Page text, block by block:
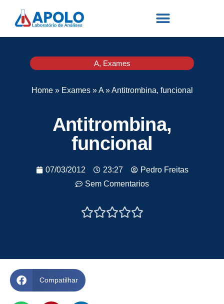
A, Exames
Home» Exames»A»Antitrombina, funcional
Antitrombina,
funcional
07/03/2012 23:27
Pedro Freitas
Sem Comentarios

Compatilhar